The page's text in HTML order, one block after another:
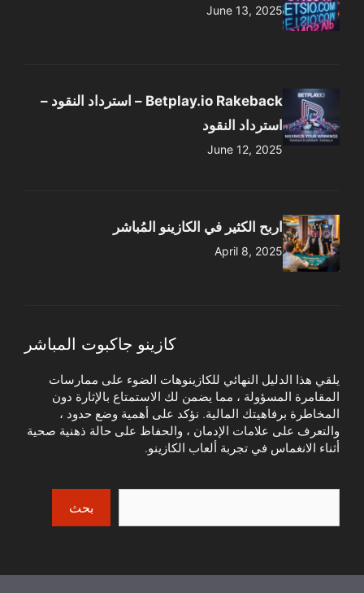
June 13, 2025
Betplay.io Rakeback – استرداد النقود –
استرداد النقود
June 12, 2025
اربح الكثير في الكازينو المُباشر
April 8, 2025
كازينو جاكبوت المباشر
يلقي هذا الدليل النهائي للكازينوهات الضوء على ممارسات
المقامرة المسؤولة ، مما يضمن لك الاستمتاع بالإثارة دون
المخاطرة برفاهيتك المالية. نؤكد على أهمية وضع حدود ،
والتعرف على علامات الإدمان ، والحفاظ على حالة ذهنية صحية
أثناء الانغماس في تجربة ألعاب الكازينو.
بحث